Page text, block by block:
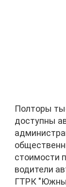
Полторы
доступны
стоимости
водители
ГТРК